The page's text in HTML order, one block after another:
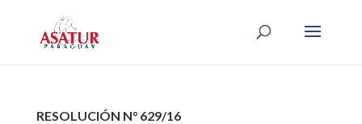
RESOLUCIÓN N° 629/16